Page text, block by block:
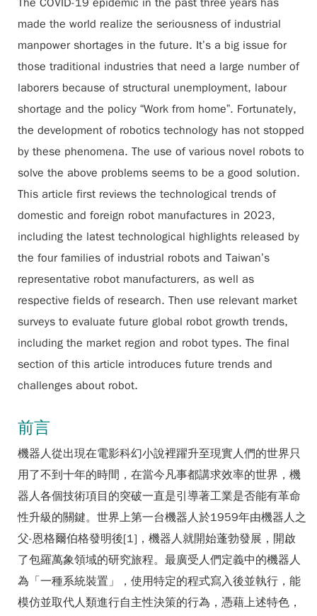
The COVID-19 epidemic in the past three years has
made the world realize the seriousness of industrial
manpower shortages in the future. It’s a big issue for
those traditional industries that need a large number of
laborers because of structural unemployment, labour
shortage and the policy “Work from home”. Fortunately,
the development of robotics technology has not stopped
by these phenomena. The use of various novel robots to
solve the above problems seems to be a good solution.
This article first reviews the technological trends of
domestic and foreign robot manufactures in 2023,
including the latest technological highlights released by
the four families of industrial robots and Taiwan’s
representative robot manufacturers, as well as
respective fields of research. Then use relevant market
surveys to evaluate future global robot growth trends,
including the market region and robot types. The final
section of this article introduces future trends and
challenges about robot.
前言
機器人從出現在電影科幻小說裡躍升至現實人們的世界只
用了不到十年的時間，在當今凡事都講求效率的世界，機
器人各個技術項目的突破一直是引導著工業是否能有革命
性升級的關鍵。世界上第一台機器人於1959年由機器人之
父-恩格爾伯格發明後[1]，機器人就開始蓬勃發展，開啟
了包羅萬象領域的研究旅程。最廣受人們定義中的機器人
為「一種系統裝置」，使用特定的程式寫入後並執行，能
模仿並取代人類進行自主性決策的行為，憑藉上述特色，